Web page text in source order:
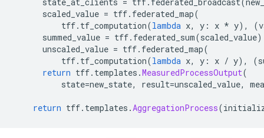
scaled_value = tff. federated_map(
tff. tf_computation(lambda x, y : x * y), (
summed_value = tff. federated_sum(scaled_value)
unscaled_value = tff. federated_map(
tff. tf_computation(lambda x, y : x / y), (
return tff. templates .MeasuredProcessOutput(
state=new_state, result=unscaled_value,
return tff. templates .AggregationProcess(